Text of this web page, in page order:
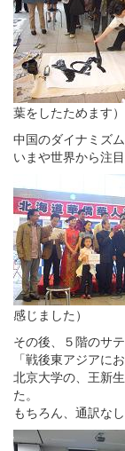
葉をしたためます）
中国のダイナミズ
いまや世界から注
感じました）
その後、５階のサ
「戦後東アジアに
北京大学の、王新
た。
もちろん、通訳な